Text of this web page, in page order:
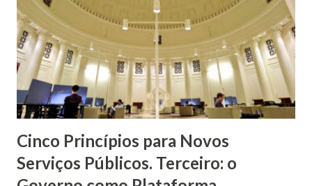
Cinco Princípios para Novos
Serviços Públicos. Terceiro: o